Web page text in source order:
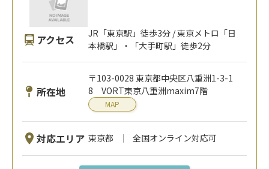
アクセス
JR「東京駅」徒歩3分 / 東京メトロ「日
本橋駅」・「大手町駅」徒歩2分
所在地
〒103-0028 東京都中央区八重洲1-3-1
8 VORT東京八重洲maxim7階
MAP
対応エリア 東京都 全国オンライン対応可